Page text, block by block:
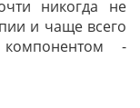
никогда не
и чаще всего
-